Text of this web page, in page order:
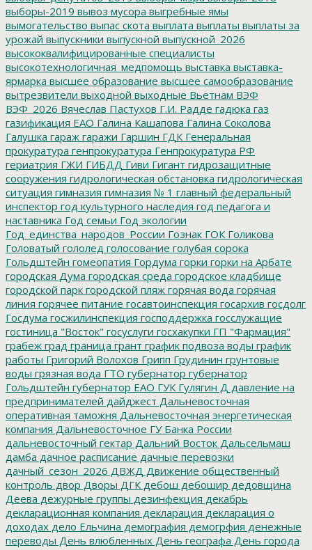
выборы-2019 вывоз мусора выгребные ямы
вымогательство выпас скота выплата выплаты выплаты за
урожай выпускники выпускной выпускной_2026
высококвалифицированные специалисты
высокотехнологичная_медпомощь выставка выставка-
ярмарка высшее образование высшее самообразование
вытрезвители выходной выходные Вьетнам ВЭФ
ВЭФ_2026 Вячеслав Пастухов Г.И. Радде гадюка газ
газификация ЕАО Галина Кашапова Галина Соколова
Галушка гараж гаражи Гаршин ГДК Генеральная
прокуратура генпрокуратура Генпрокуратура РФ
гериатрия ГЖИ ГИБДД Гиви Гигант гидрозащитные
сооружения гидрологическая обстановка гидрологическая
ситуация гимназия гимназия № 1 главный федеральный
инспектор год культурного наследия год педагога и
наставника Год семьи Год экологии
Год_единства_народов_России Гознак ГОК Голикова
Головатый гололед голосование голубая сорока
Гольдштейн гомеопатия Гордума горки горки на Арбате
городская Дума городская среда городское кладбище
городской парк городской пляж горячая вода горячая
линия горячее питание госавтоинспекция госархив госдолг
Госдума госжилинспекция господдержка госслужащие
гостиница "Восток" госуслуги госхакупки ГП "Фармация"
грабеж град граница грант график подвоза воды график
работы Григорий Волохов Грипп Грудинин грунтовые
воды грязная вода ГТО губернатор губернатор
Гольдштейн губернатор ЕАО ГУК Гулягин Д давление на
предпринимателей дайджест Дальневосточная
оперативная таможня Дальневосточная энергетическая
компания Дальневосточное ГУ Банка России
дальневосточный гектар Дальний Восток Дальсельмаш
дамба дачное расписание дачные перевозки
дачный_сезон_2026 ДВЖД Движение общественный
контроль двор Дворы ДГК дебош дебошир дедовщина
Деева дежурные группы дезинфекция декабрь
декларационная компания декларация декларация о
доходах дело Ельчина демография демогрфия денежные
переводы День влюбленных День географа День города